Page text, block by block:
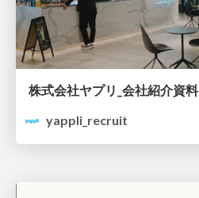
株式会社ヤプリ_会社紹介資料
yappli_recruit